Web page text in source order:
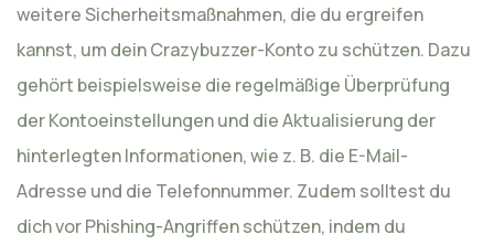
weitere Sicherheitsmaßnahmen, die du ergreifen
kannst, um dein Crazybuzzer-Konto zu schützen. Dazu
gehört beispielsweise die regelmäßige Überprüfung
der Kontoeinstellungen und die Aktualisierung der
hinterlegten Informationen, wie z. B. die E-Mail-
Adresse und die Telefonnummer. Zudem solltest du
dich vor Phishing-Angriffen schützen, indem du